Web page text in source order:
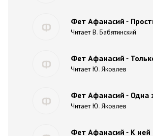
Ф Фет Афанасий -
Читает В. Бабятинский
Ф Фет Афанасий -
Читает Ю. Яковлев
Ф Фет Афанасий - Одна
Читает Ю. Яковлев
Фет Афанасий - К ней